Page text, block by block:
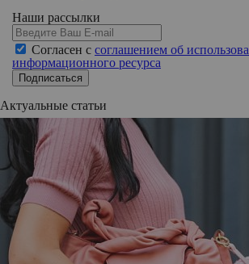
Наши рассылки
Согласен с соглашением об
информационного ресурса
Подписаться
Актуальные статьи